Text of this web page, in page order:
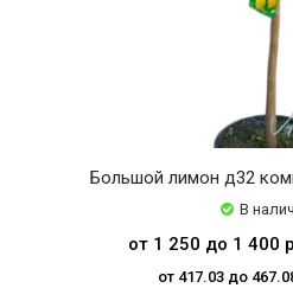
Большой лимон д32
В
от 1 250 до 1 400
от 417.03 до